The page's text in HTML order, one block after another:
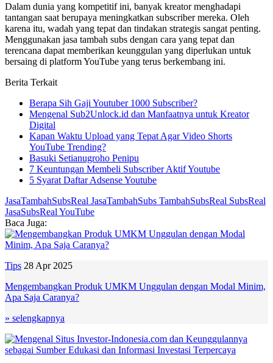
Dalam dunia yang kompetitif ini, banyak kreator menghadapi
tantangan saat berupaya meningkatkan subscriber mereka. Oleh
karena itu, wadah yang tepat dan tindakan strategis sangat penting.
Menggunakan jasa tambah subs dengan cara yang tepat dan
terencana dapat memberikan keunggulan yang diperlukan untuk
bersaing di platform YouTube yang terus berkembang ini.
Berita Terkait
Berapa Sih Gaji Youtuber 1000 Subscriber?
Mengenal Sub2Unlock.id dan Manfaatnya untuk Kreator
Digital
Kapan Waktu Upload yang Tepat Agar Video Shorts
YouTube Trending?
Basuki Setianugroho Penipu
7 Keuntungan Membeli Subscriber Aktif Youtube
5 Syarat Daftar Adsense Youtube
JasaTambahSubsReal JasaTambahSubs TambahSubsReal SubsReal
JasaSubsReal YouTube
Baca Juga:
Tips 28 Apr 2025
Mengembangkan Produk UMKM Unggulan dengan Modal Minim,
Apa Saja Caranya?
» selengkapnya